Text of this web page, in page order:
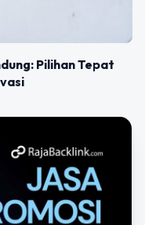
Pilihan Tepat